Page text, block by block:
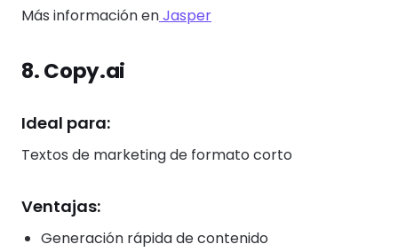
Más información enJasper
8. Copy.ai
Ideal para:
Textos de marketing de formato corto
Ventajas:
Generación rápida de contenido